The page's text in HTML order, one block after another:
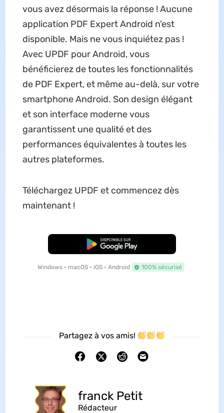
vous avez désormais la réponse ! Aucune
application PDF Expert Android n'est
disponible. Mais ne vous inquiétez pas !
Avec UPDF pour Android, vous
bénéficierez de toutes les fonctionnalités
de PDF Expert, et même au-delà, sur votre
smartphone Android. Son design élégant
et son interface moderne vous
garantissent une qualité et des
performances équivalentes à toutes les
autres plateformes.
Téléchargez UPDF et commencez dès
maintenant !
TÉLÉCHARGER
Windows • macOS • iOS • Android 100% sécurisé
Partagez à vos amis!
franck Petit
Rédacteur